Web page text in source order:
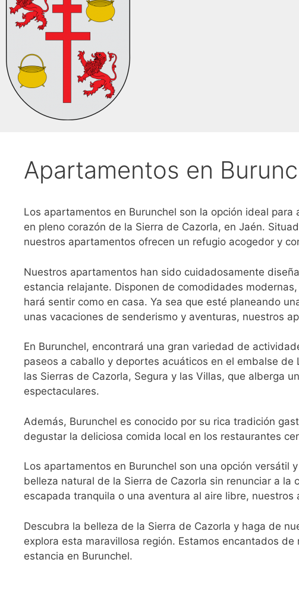
Apartamentos en
Los apartamentos en Burunchel son la opción ideal
en pleno corazón de la Sierra de Cazorla, en Jaén.
nuestros apartamentos ofrecen un refugio acogedor y
Nuestros apartamentos han sido cuidadosamente
estancia relajante. Disponen de comodidades
hará sentir como en casa. Ya sea que esté planeando
unas vacaciones de senderismo y aventuras, nuestros
En Burunchel, encontrará una gran variedad de
paseos a caballo y deportes acuáticos en el embalse
las Sierras de Cazorla, Segura y las Villas, que alberga
espectaculares.
Además, Burunchel es conocido por su rica tradición
degustar la deliciosa comida local en los restaurantes
Los apartamentos en Burunchel son una opción versátil
belleza natural de la Sierra de Cazorla sin renunciar a
escapada tranquila o una aventura al aire libre,
Descubra la belleza de la Sierra de Cazorla y haga de
explora esta maravillosa región. Estamos encantados
estancia en Burunchel.